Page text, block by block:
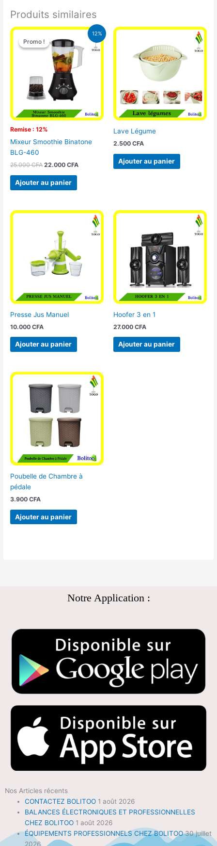
Produits similaires
12%
Promo !
Remise : 12%
Promo !
Mixeur Smoothie Binatone
BLG-460
25.000CFA
Le
prix
initial
était :
25.000 CFA.
22.000CFA
Le
prix
actuel
est :
Ajouter au panier
Lave Légume
2.500 CFA
Ajouter au panier
Presse Jus Manuel
10.000CFA
Ajouter au panier
Hoofer 3 en 1
27.000 CFA
Ajouter au panier
Poubelle de Chambre à
pédale
3.900CFA
Ajouter au panier
Notre Application :
Nos Articles récents
CONTACTEZ BOLITOO 1 août 2026
BALANCES ÉLECTRONIQUES ET PROFESSIONNELLES
CHEZ BOLITOO 1 août 2026
ÉQUIPEMENTS PROFESSIONNELS CHEZ BOLITOO 30 juillet
2026